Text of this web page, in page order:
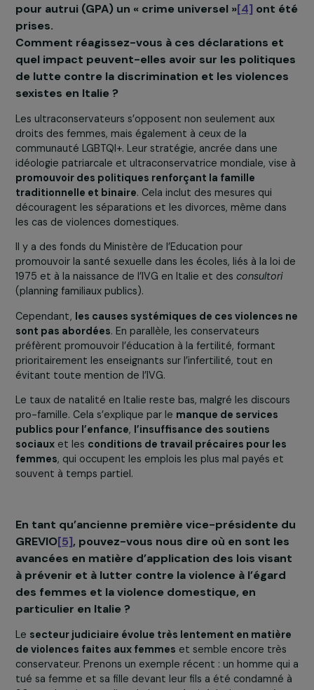
En novembre, le ministre de l’Éducation,
Valditara, a affirmé que « le patriarcat n’existe
plus »[3]dans la législation italienne et a
les violences faites aux femmes à l’immigration
clandestine. Par ailleurs, des décisions
visant à restreindre les droits des personnes
LGBTQIA+ telles que l’interdiction de
l’enregistrement des enfants de couples
homosexuels et la volonté de rendre la
pour autrui (GPA) un « crime universel »
prises.
Comment réagissez-vous à ces déclarations
de lutte contre la discrimination et les
sexistes en Italie ?
Les ultraconservateurs s’opposent non seulement aux
droits des femmes, mais également à ceux de la
communauté LGBTQI+. Leur stratégie, ancrée dans une
idéologie patriarcale et ultraconservatrice mondiale,
promouvoir des politiques renforçant la famille
traditionnelle et binaire. Cela inclut des mesures qui
découragent les séparations et les divorces, même
les cas de violences domestiques.
Il y a des fonds du Ministère de l’Education pour
promouvoir la santé sexuelle dans les écoles, liés à la
1975 et à la naissance de l’IVG en Italie et des
Cependant,les causes systémiques de ces
sont pas abordées
. En parallèle, les conservateurs
préfèrent promouvoir l’éducation à la fertilité, formant
prioritairement les enseignants sur l’infertilité, tout en
évitant toute mention de l’IVG.
Le taux de natalité en Italie reste bas, malgré les
pro-famille. Cela s’explique par lemanque de services
publics pour l’enfance,l’insuffisance des soutiens
sociauxet lesconditions de travail précaires pour
femmes, qui occupent les emplois les plus mal payés